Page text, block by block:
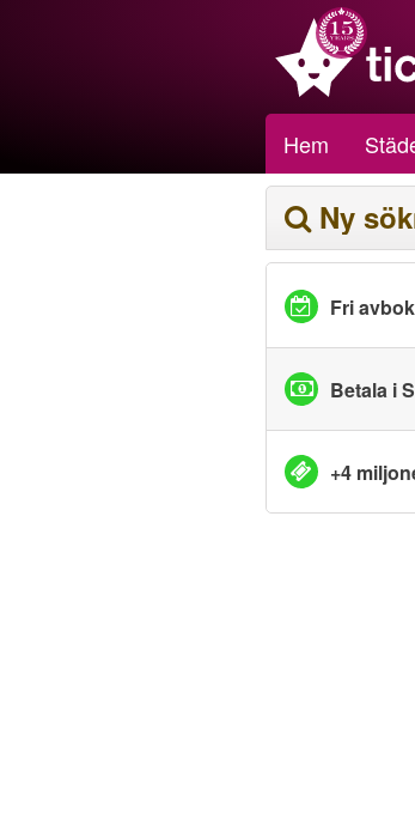
Hem
Ny
Fri
Betala i
+4